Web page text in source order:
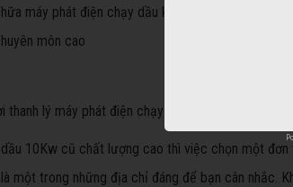
máy phát điện chạy dầu khá khó khăn bởi cần
môn cao
lý máy phát điện chạy dầu 10Kw uy tín
10Kw cũ chất lượng cao thì việc chọn một đơn
một trong những địa chỉ đáng để bạn cân nhắc.